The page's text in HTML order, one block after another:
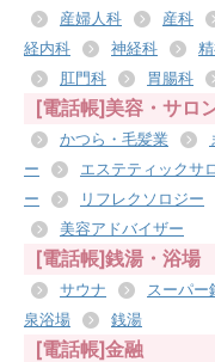
産婦人科
産科
経内科
神経科
肛門科
胃腸科
[電話帳]美容・サロ
かつら・毛髪業
ー
エステティックサ
ー
リフレクソロジー
美容アドバイザー
[電話帳]銭湯・浴場
サウナ スーパー
泉浴場
銭湯
[電話帳]金融